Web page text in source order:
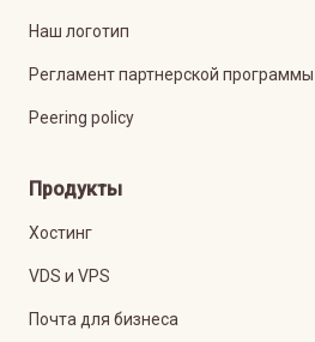
Наш логотип
Регламент партнерской программы
Peering policy
Продукты
Хостинг
VDS и VPS
Почта для бизнеса